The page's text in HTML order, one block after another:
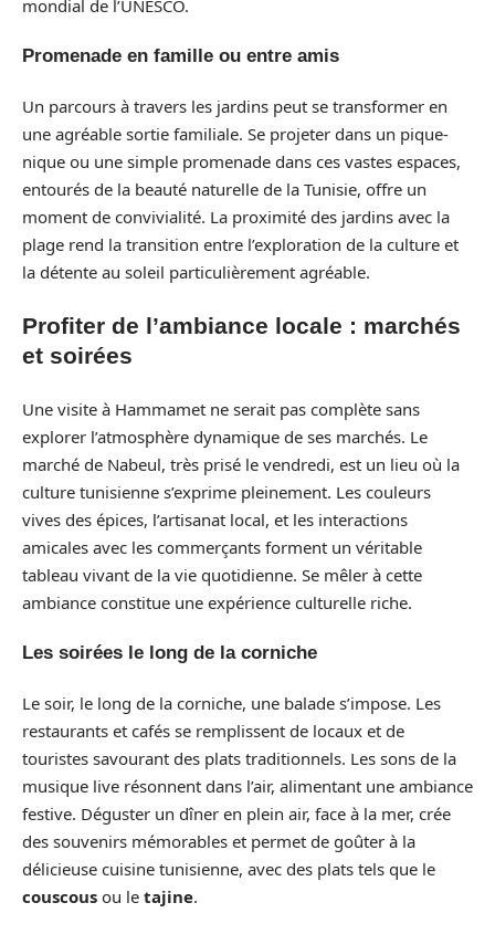
mondial de l’UNESCO.
Promenade en famille ou entre amis
Un parcours à travers les jardins peut se transformer en
une agréable sortie familiale. Se projeter dans un pique-
nique ou une simple promenade dans ces vastes espaces,
entourés de la beauté naturelle de la Tunisie, offre un
moment de convivialité. La proximité des jardins avec la
plage rend la transition entre l’exploration de la culture et
la détente au soleil particulièrement agréable.
Profiter de l’ambiance locale : marchés
et soirées
Une visite à Hammamet ne serait pas complète sans
explorer l’atmosphère dynamique de ses marchés. Le
marché de Nabeul, très prisé le vendredi, est un lieu où la
culture tunisienne s’exprime pleinement. Les couleurs
vives des épices, l’artisanat local, et les interactions
amicales avec les commerçants forment un véritable
tableau vivant de la vie quotidienne. Se mêler à cette
ambiance constitue une expérience culturelle riche.
Les soirées le long de la corniche
Le soir, le long de la corniche, une balade s’impose. Les
restaurants et cafés se remplissent de locaux et de
touristes savourant des plats traditionnels. Les sons de la
musique live résonnent dans l’air, alimentant une ambiance
festive. Déguster un dîner en plein air, face à la mer, crée
des souvenirs mémorables et permet de goûter à la
délicieuse cuisine tunisienne, avec des plats tels que le
couscous ou le tajine.